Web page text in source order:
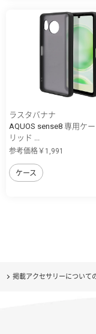
ラスタバナナ
AQUOS sense8 専用ケ
リッド ...
参考価格￥1,991
ケース
掲載アクセサリーについて